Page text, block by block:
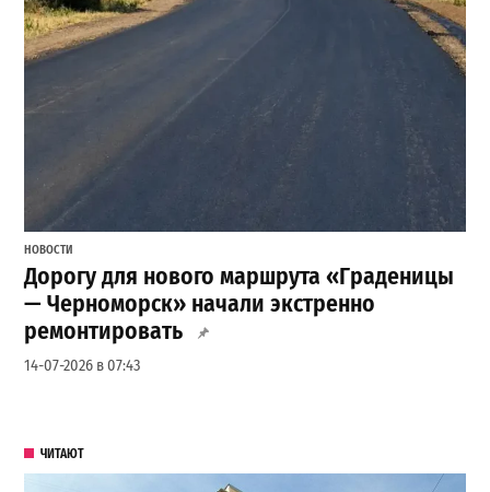
НОВОСТИ
Дорогу для нового маршрута «Граденицы
— Черноморск» начали экстренно
ремонтировать
14-07-2026 в 07:43
ЧИТАЮТ